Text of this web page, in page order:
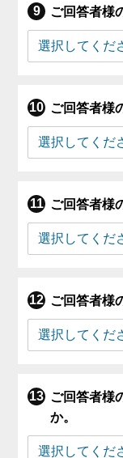
ご回答者様
ご回答者様
ご回答者様
ご回答者様
ご回答者様
か。